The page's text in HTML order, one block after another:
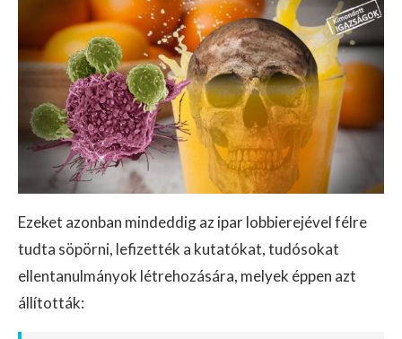
Ezeket azonban mindeddig az ipar lobbierejével félre
tudta söpörni, lefizették a kutatókat, tudósokat
ellentanulmányok létrehozására, melyek éppen azt
állították: